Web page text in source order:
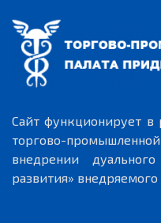
Сайт функционирует
торгово-
внедрении
развития»